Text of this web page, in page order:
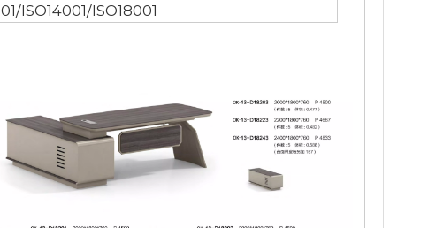
ISO14001/ISO18001